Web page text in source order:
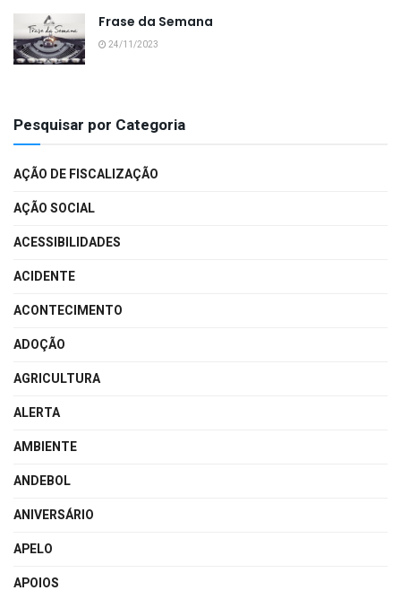
Frase da Semana
24/11/2023
Pesquisar por Categoria
AÇÃO DE FISCALIZAÇÃO
AÇÃO SOCIAL
ACESSIBILIDADES
ACIDENTE
ACONTECIMENTO
ADOÇÃO
AGRICULTURA
ALERTA
AMBIENTE
ANDEBOL
ANIVERSÁRIO
APELO
APOIOS